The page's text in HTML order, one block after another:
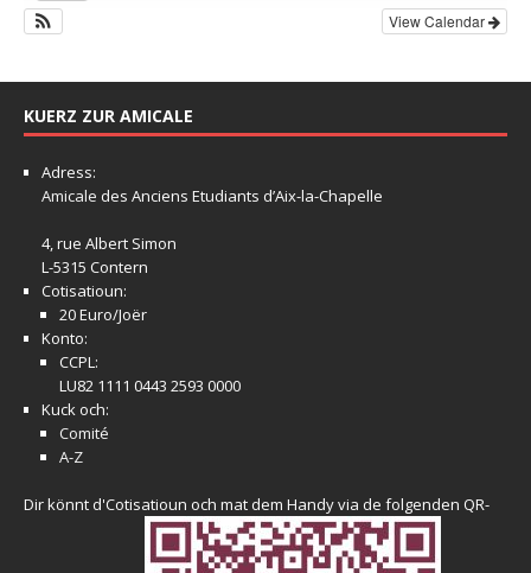
View Calendar
KUERZ ZUR AMICALE
Adress:
Amicale des Anciens Etudiants d’Aix-la-Chapelle
4, rue Albert Simon
L-5315 Contern
Cotisatioun:
20 Euro/Joër
Konto:
CCPL:
LU82 1111 0443 2593 0000
Kuck och:
Comité
A-Z
Dir könnt d'Cotisatioun och mat dem Handy via de folgenden QR-